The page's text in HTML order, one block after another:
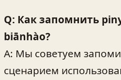
Q: Как запомнить
biānhào?
A: Мы советуем
сценарием